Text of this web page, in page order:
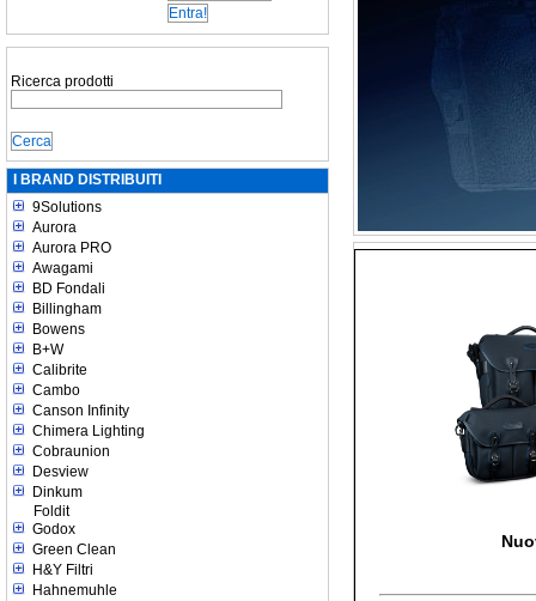
Ricerca prodotti
I BRAND DISTRIBUITI
9Solutions
Aurora
Aurora PRO
Awagami
BD Fondali
Billingham
Bowens
B+W
Calibrite
Cambo
Canson Infinity
Chimera Lighting
Cobraunion
Desview
Dinkum
Foldit
Godox
Green Clean
H&Y Filtri
Hahnemuhle